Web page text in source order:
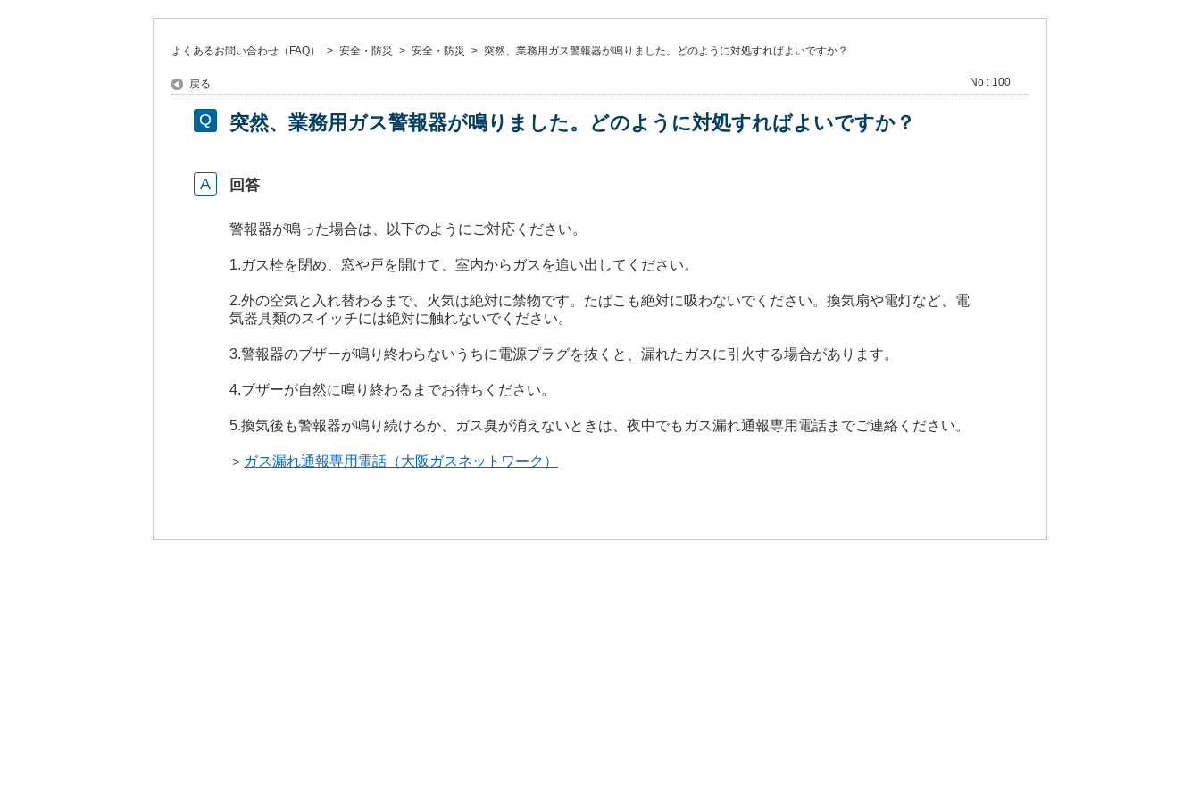
よくあるお問い合わせ（FAQ） > 安全・防災 > 安全・防災 > 突然、業務用ガス警報器が鳴りました。どのように対処すればよいですか？
戻る No : 100
突然、業務用ガス警報器が鳴りました。どのように対処すればよいですか？
回答
警報器が鳴った場合は、以下のようにご対応ください。
1.ガス栓を閉め、窓や戸を開けて、室内からガスを追い出してください。
2.外の空気と入れ替わるまで、火気は絶対に禁物です。たばこも絶対に吸わないでください。換気扇や電灯など、電
気器具類のスイッチには絶対に触れないでください。
3.警報器のブザーが鳴り終わらないうちに電源プラグを抜くと、漏れたガスに引火する場合があります。
4.ブザーが自然に鳴り終わるまでお待ちください。
5.換気後も警報器が鳴り続けるか、ガス臭が消えないときは、夜中でもガス漏れ通報専用電話までご連絡ください。
＞ ガス漏れ通報専用電話（大阪ガスネットワーク）